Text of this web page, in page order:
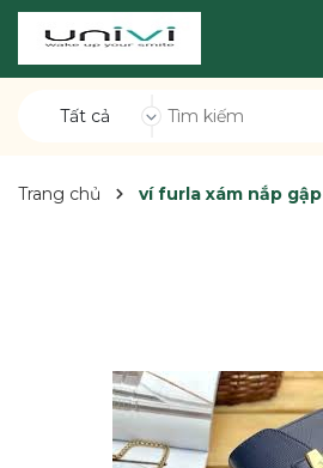
Tất cả
Trang chủ ví furla xám nắp gập